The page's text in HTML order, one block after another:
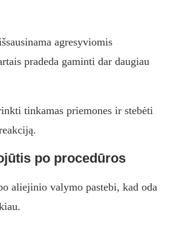
agresyviomis
pradeda gaminti dar daugiau
tinkamas priemones ir stebėti
po procedūros
aliejinio valymo pastebi, kad oda